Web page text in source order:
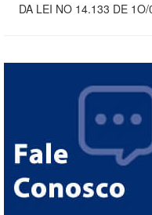
DA LEI NO 14.133 DE